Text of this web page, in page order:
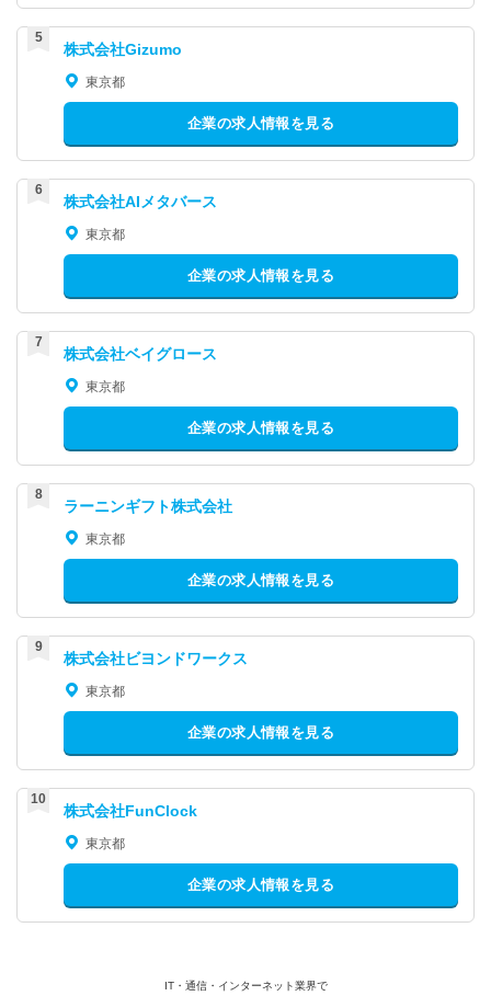
株式会社Gizumo
東京都
企業の求人情報を見る
株式会社AIメタバース
東京都
企業の求人情報を見る
株式会社ベイグロース
東京都
企業の求人情報を見る
ラーニンギフト株式会社
東京都
企業の求人情報を見る
株式会社ビヨンドワークス
東京都
企業の求人情報を見る
株式会社FunClock
東京都
企業の求人情報を見る
IT・通信・インターネット業界で